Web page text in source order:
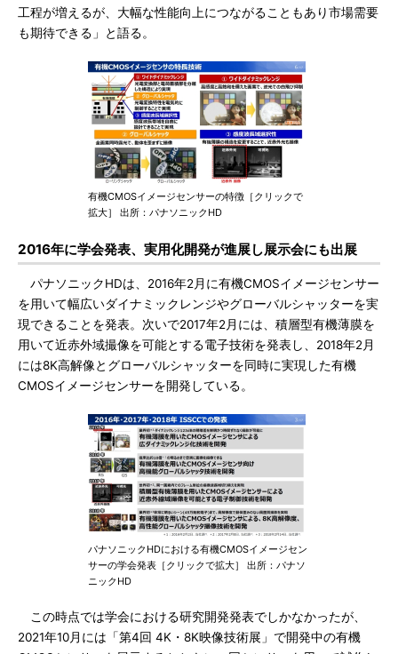
工程が増えるが、大幅な性能向上につながることもあり市場需要
も期待できる」と語る。
有機CMOSイメージセンサーの特徴［クリックで
拡大］ 出所：パナソニックHD
2016年に学会発表、実用化開発が進展し展示会にも出展
パナソニックHDは、2016年2月に有機CMOSイメージセンサー
を用いて幅広いダイナミックレンジやグローバルシャッターを実
現できることを発表。次いで2017年2月には、積層型有機薄膜を
用いて近赤外域撮像を可能とする電子技術を発表し、2018年2月
には8K高解像とグローバルシャッターを同時に実現した有機
CMOSイメージセンサーを開発している。
パナソニックHDにおける有機CMOSイメージセン
サーの学会発表［クリックで拡大］ 出所：パナソ
ニックHD
この時点では学会における研究開発発表でしかなかったが、
2021年10月には「第4回 4K・8K映像技術展」で開発中の有機